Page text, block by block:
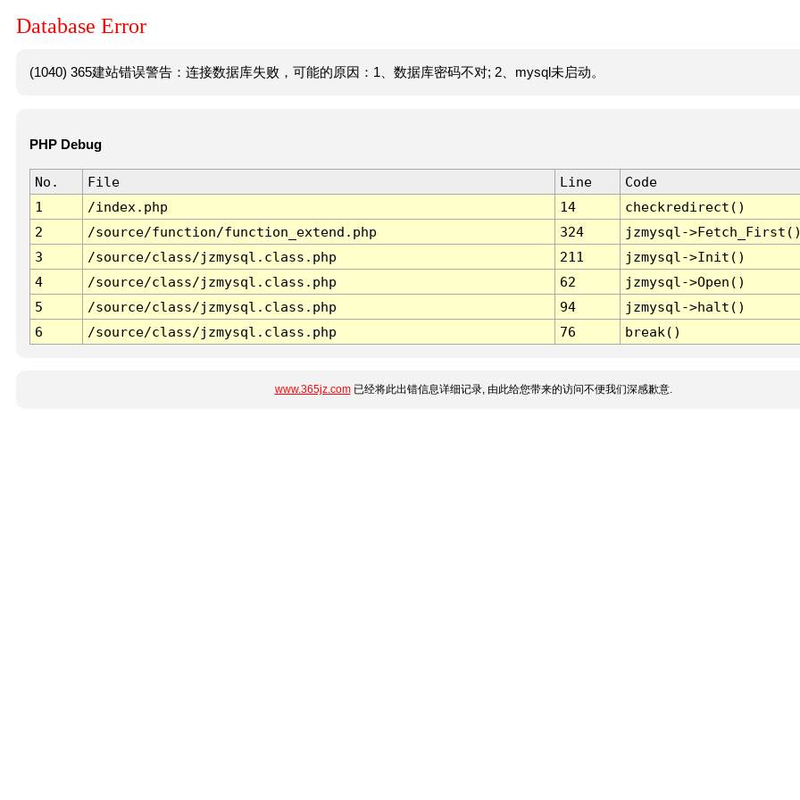
Database Error
(1040) 365建站错误警告：连接数据库失败，可能的原因：1、数据库密码不对; 2、mysql未启动。
PHP Debug
No. File Line
Code
1
/index.php 14
checkredirect()
2
/source/function/function_extend.php 324
jzmysql-
3
/source/class/jzmysql.class.php 211
jzmysql->Init()
4
/source/class/jzmysql.class.php 62
jzmysql->Open()
5
/source/class/jzmysql.class.php 94
jzmysql->halt()
6
/source/class/jzmysql.class.php 76 break()
www.365jz.com已经将此出错信息详细记录, 由此给您带来的访问不便我们深感歉意.